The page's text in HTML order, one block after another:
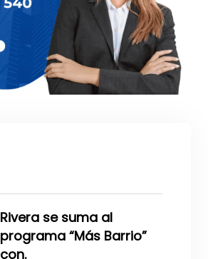
Rivera se suma al
programa “Más Barrio”
con.